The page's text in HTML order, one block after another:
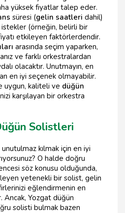
yüksek fiyatlar talep eder.
süresi (gelin saatleri dahil)
(örneğin, belirli bir
fiyatı etkileyen faktörlerdendir.
arasında seçim yaparken,
ve farklı orkestralardan
olacaktır. Unutmayın, en
en iyi seçenek olmayabilir.
uygun, kaliteli ve düğün
karşılayan bir orkestra
Solistleri
kılmak için en iyi
O halde doğru
söz konusu olduğunda,
yetenekli bir solist, gelin
eğlendirmenin en
Ancak, Yozgat düğün
solisti bulmak bazen